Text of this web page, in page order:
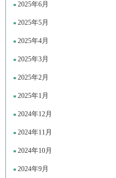
2025年6月
2025年5月
2025年4月
2025年3月
2025年2月
2025年1月
2024年12月
2024年11月
2024年10月
2024年9月